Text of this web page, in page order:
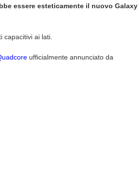
essere esteticamente il nuovo Galaxy
capacitivi ai lati.
ufficialmente annunciato da